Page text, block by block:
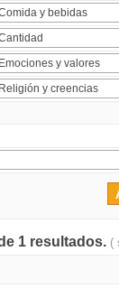
1 resultados. (